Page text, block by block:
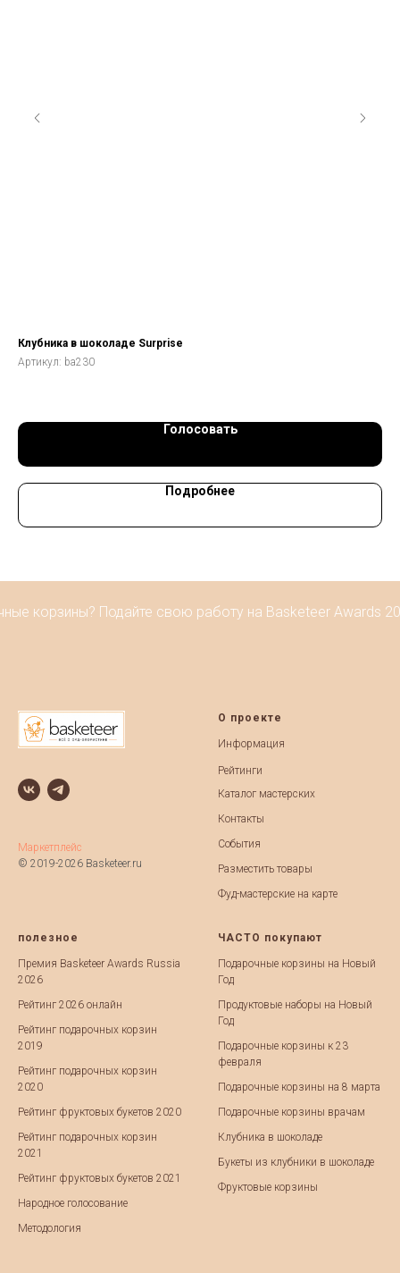
Клубника в шоколаде Surprise
Артикул: ba230
Голосовать
Подробнее
Подайте свою работу на Basketeer Awards
Маркетплейс
© 2019-2026 Basketeer.ru
О проекте
Информация
Рейтинги
Каталог мастерских
Контакты
События
Разместить товары
Фуд-мастерские на карте
полезное
Премия Basketeer Awards Russia
2026
Рейтинг 2026 онлайн
Рейтинг подарочных корзин
2019
Рейтинг подарочных корзин
2020
Рейтинг фруктовых букетов 2020
Рейтинг подарочных корзин
2021
Рейтинг фруктовых букетов 2021
Народное голосование
Методология
ЧАСТО покупают
Подарочные корзины на Новый
Год
Продуктовые наборы на Новый
Год
Подарочные корзины к 23
февраля
Подарочные корзины на 8 марта
Подарочные корзины врачам
Клубника в шоколаде
Букеты из клубники в шоколаде
Фруктовые корзины